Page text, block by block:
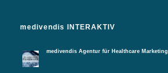
medivendis INTERAKTIV
medivendis Agentur für Healthcare Marketing